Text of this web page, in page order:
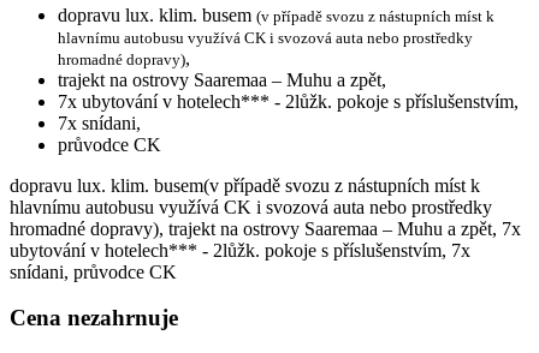
dopravu lux. klim. busem (v případě svozu z nástupních míst k
hlavnímu autobusu využívá CK i svozová auta nebo prostředky
hromadné dopravy),
trajekt na ostrovy Saaremaa – Muhu a zpět,
7x ubytování v hotelech*** - 2lůžk. pokoje s příslušenstvím,
7x snídani,
průvodce CK
dopravu lux. klim. busem(v případě svozu z nástupních míst k
hlavnímu autobusu využívá CK i svozová auta nebo prostředky
hromadné dopravy), trajekt na ostrovy Saaremaa – Muhu a zpět, 7x
ubytování v hotelech*** - 2lůžk. pokoje s příslušenstvím, 7x
snídani, průvodce CK
Cena nezahrnuje